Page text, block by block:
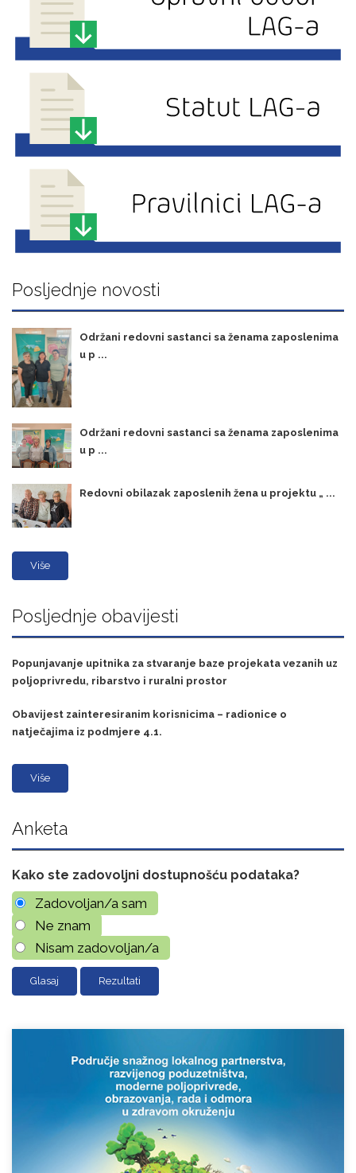
Posljednje novosti
Održani redovni sastanci sa ženama zaposlenima
u p ...
Održani redovni sastanci sa ženama zaposlenima
u p ...
Redovni obilazak zaposlenih žena u projektu „ ...
Više
Posljednje obavijesti
Popunjavanje upitnika za stvaranje baze projekata vezanih uz
poljoprivredu, ribarstvo i ruralni prostor
Obavijest zainteresiranim korisnicima – radionice o
natječajima iz podmjere 4.1.
Više
Anketa
Kako ste zadovoljni dostupnošću podataka?
Zadovoljan/a sam
Ne znam
Nisam zadovoljan/a
Rezultati